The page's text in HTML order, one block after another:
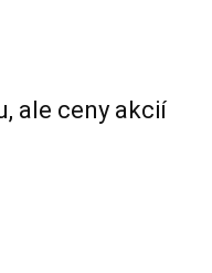
ale ceny akcií